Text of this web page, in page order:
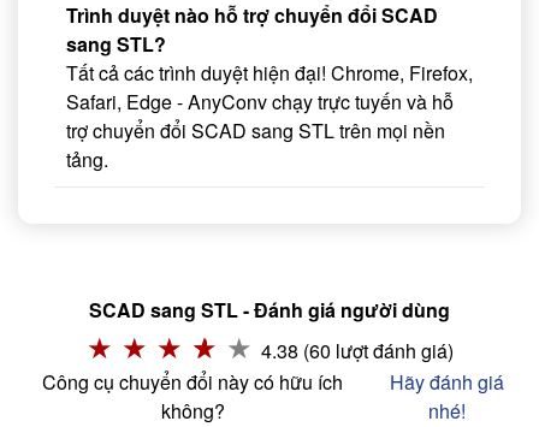
Trình duyệt nào hỗ trợ chuyển đổi SCAD
sang STL?
Tất cả các trình duyệt hiện đại! Chrome, Firefox,
Safari, Edge - AnyConv chạy trực tuyến và hỗ
trợ chuyển đổi SCAD sang STL trên mọi nền
tảng.
SCAD sang STL - Đánh giá người dùng
4.38 (60 lượt đánh giá)
Công cụ chuyển đổi này có hữu ích
không?
Hãy đánh giá
nhé!